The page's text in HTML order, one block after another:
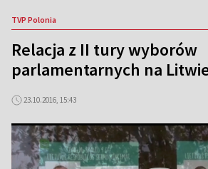
TVP Polonia
Relacja z II tury wyborów
parlamentarnych na
23.10.2016, 15:43